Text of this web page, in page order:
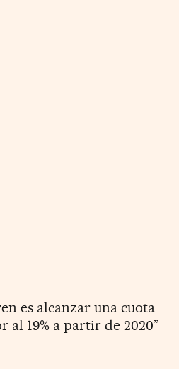
es alcanzar una cuota
al 19% a partir de 2020”